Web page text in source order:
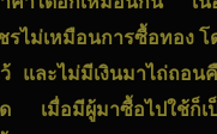
ม่เหมือนการซื้อทอง โ
ว้ และไม่มีเงินมาไถ่ถอ
มื่อมีผู้มาซื้อไปใช้ก็เป็